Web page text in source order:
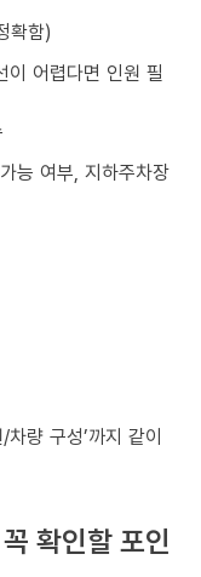
확함)
이 어렵다면 인원 필
능 여부, 지하주차장
차량 구성’까지 같이
확인할 포인